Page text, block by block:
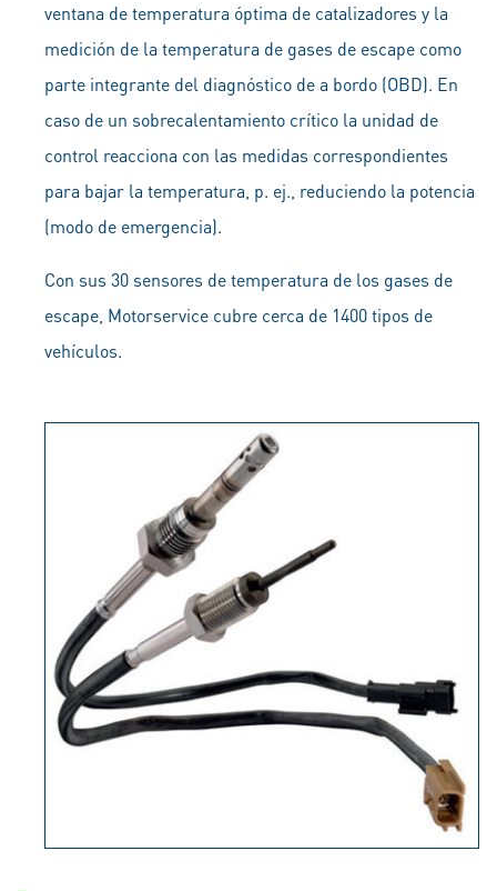
ventana de temperatura óptima de catalizadores y la
medición de la temperatura de gases de escape como
parte integrante del diagnóstico de a bordo (OBD). En
caso de un sobrecalentamiento crítico la unidad de
control reacciona con las medidas correspondientes
para bajar la temperatura, p. ej., reduciendo la potencia
(modo de emergencia).
Con sus 30 sensores de temperatura de los gases de
escape, Motorservice cubre cerca de 1400 tipos de
vehículos.